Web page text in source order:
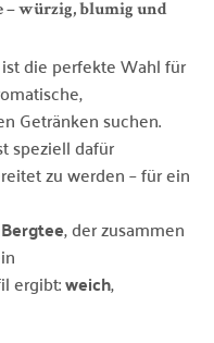
– würzig, blumig und
ist die perfekte Wahl für
Getränken suchen.
speziell dafür
zu werden – für ein
, der zusammen
ergibt:weich,